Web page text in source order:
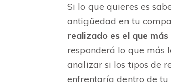
Si lo que quieres es
antigüedad en tu
realizado es el que
responderá lo que más
analizar si los tipos de
enfrentaría dentro de tu